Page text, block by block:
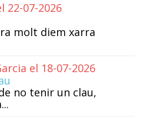
22-07-2026
molt diem xarra
el 18-07-2026
no tenir un clau,